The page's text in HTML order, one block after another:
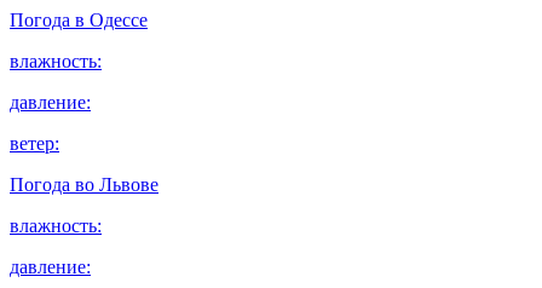
Погода в Одессе
влажность:
давление:
ветер:
Погода во Львове
влажность:
давление: